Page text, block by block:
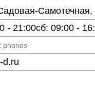
Самотечная,
- 21:00сб: 09:00 -
phones
d.ru